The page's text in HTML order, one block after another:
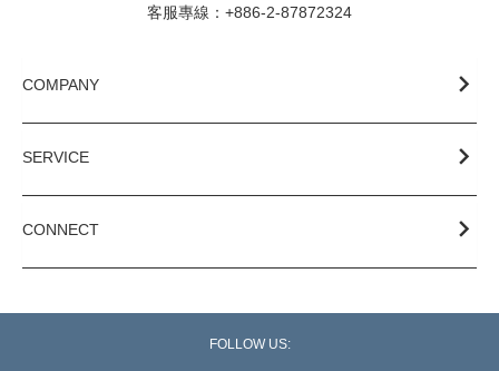
客服專線：+886-2-87872324
COMPANY
SERVICE
CONNECT
FOLLOW US: